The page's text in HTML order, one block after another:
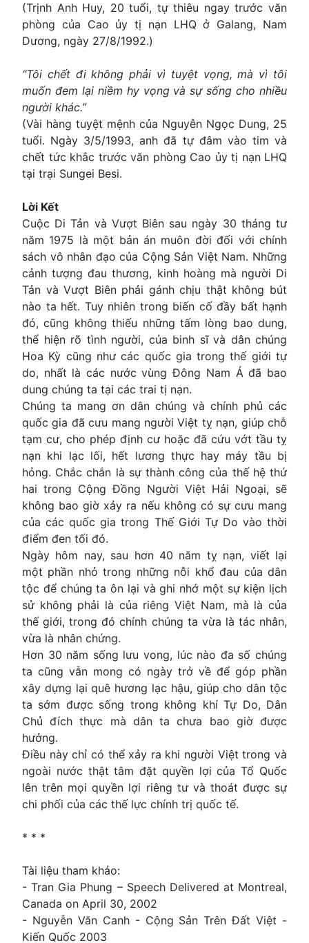
(Trịnh Anh Huy, 20 tuổi, tự thiêu ngay trước văn
phòng của Cao ủy tị nạn LHQ ở Galang, Nam
Dương, ngày 27/8/1992.)
“Tôi chết đi không phải vì tuyệt vọng, mà vì tôi
muốn đem lại niềm hy vọng và sự sống cho nhiều
người khác.”
(Vài hàng tuyệt mệnh của Nguyễn Ngọc Dung, 25
tuổi. Ngày 3/5/1993, anh đã tự đâm vào tim và
chết tức khắc trước văn phòng Cao ủy tị nạn LHQ
tại trại Sungei Besi.
Lời Kết
Cuộc Di Tản và Vượt Biên sau ngày 30 tháng tư
năm 1975 là một bản án muôn đời đối với chính
sách vô nhân đạo của Cộng Sản Việt Nam. Những
cảnh tượng đau thương, kinh hoàng mà người Di
Tản và Vượt Biên phải gánh chịu thật không bút
nào ta hết. Tuy nhiên trong biến cố đầy bất hạnh
đó, cũng không thiếu những tấm lòng bao dung,
thể hiện rõ tình người, của binh sĩ và dân chúng
Hoa Kỳ cũng như các quốc gia trong thế giới tự
do, nhất là các nước vùng Đông Nam Á đã bao
dung chúng ta tại các trai tị nạn.
Chúng ta mang ơn dân chúng và chính phủ các
quốc gia đã cưu mang người Việt tỵ nạn, giúp chỗ
tạm cư, cho phép định cư hoặc đã cứu vớt tầu tỵ
nạn khi lạc lối, hết lương thực hay máy tầu bị
hỏng. Chắc chắn là sự thành công của thế hệ thứ
hai trong Cộng Ðồng Người Việt Hải Ngoại, sẽ
không bao giờ xảy ra nếu không có sự cưu mang
của các quốc gia trong Thế Giới Tự Do vào thời
điểm đen tối đó.
Ngày hôm nay, sau hơn 40 năm tỵ nạn, viết lại
một phần nhỏ trong những nỗi khổ đau của dân
tộc để chúng ta ôn lại và ghi nhớ một sự kiện lịch
sử không phải là của riêng Việt Nam, mà là của
thế giới, trong đó chính chúng ta vừa là tác nhân,
vừa là nhân chứng.
Hơn 30 năm sống lưu vong, lúc nào đa số chúng
ta cũng vẫn mong có ngày trở về để góp phần
xây dựng lại quê hương lạc hậu, giúp cho dân tộc
ta sớm được sống trong không khí Tự Do, Dân
Chủ đích thực mà dân ta chưa bao giờ được
hưởng.
Ðiều này chỉ có thể xảy ra khi người Việt trong và
ngoài nước thật tâm đặt quyền lợi của Tổ Quốc
lên trên mọi quyền lợi riêng tư và thoát được sự
chi phối của các thế lực chính trị quốc tế.
* * *
Tài liệu tham khảo:
- Tran Gia Phung – Speech Delivered at Montreal,
Canada on April 30, 2002
- Nguyễn Văn Canh - Cộng Sản Trên Ðất Việt -
Kiến Quốc 2003